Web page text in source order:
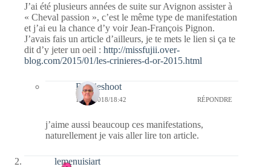
J’ai été plusieurs années de suite sur Avignon assister à
« Cheval passion », c’est le même type de manifestation
et j’ai eu la chance d’y voir Jean-François Pignon.
J’avais fais un article d’ailleurs, je te mets le lien si ça te
dit d’y jeter un oeil : http://missfujii.over-
blog.com/2015/01/les-crinieres-d-or-2015.html
Bernieshoot
13/03/2018/18:42 RÉPONDRE
j’aime aussi beaucoup ces manifestations,
naturellement je vais aller lire ton article.
lemenuisiart